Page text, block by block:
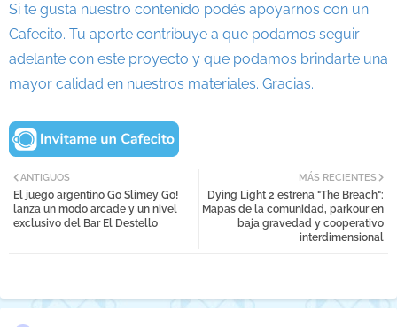
Si te gusta nuestro contenido podés apoyarnos con un
Cafecito. Tu aporte contribuye a que podamos seguir
adelante con este proyecto y que podamos brindarte una
mayor calidad en nuestros materiales. Gracias.
MÁS RECIENTES
Dying Light 2 estrena "The Breach":
Mapas de la comunidad, parkour en
baja gravedad y cooperativo
interdimensional
ANTIGUOS
El juego argentino Go Slimey Go!
lanza un modo arcade y un nivel
exclusivo del Bar El Destello